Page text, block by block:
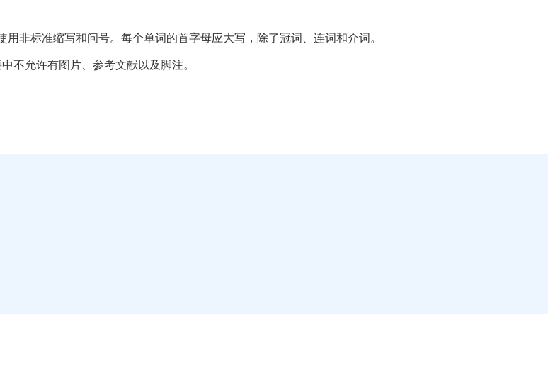
非标准缩写和问号。每个单词的首字母应大写，除了冠词、连词和介词。
不允许有图片、参考文献以及脚注。